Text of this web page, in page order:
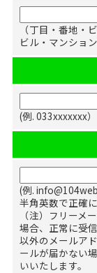
（丁目・番地・
ビル・マンショ
(例. 033xxxxxxx）
(例.
半角英数で正確
（注）フリーメ
場合、正常に受
以外のメールア
ールが届かない
いいたします。